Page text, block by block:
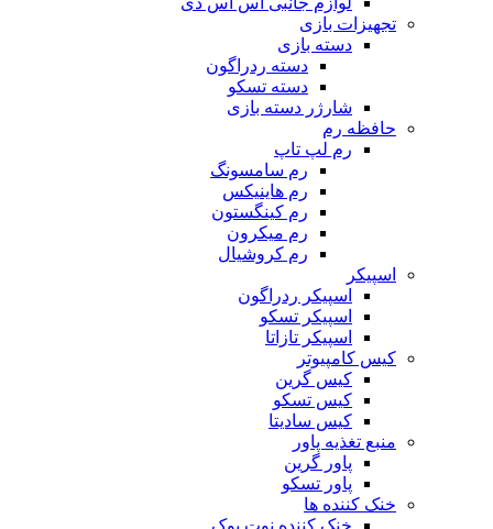
تجهیزات بازی
دسته بازی
دسته ردراگون
دسته تسکو
شارژر دسته بازی
حافظه رم
رم لپ تاپ
رم سامسونگ
رم هاینیکس
رم کینگستون
رم میکرون
رم کروشیال
اسپیکر
اسپیکر ردراگون
اسپیکر تسکو
اسپیکر تازاتا
کیس کامپیوتر
کیس گرین
کیس تسکو
کیس سادیتا
منبع تغذیه‌ پاور
پاور گرین
پاور تسکو
خنک کننده ها
خنک کننده نوت بوک